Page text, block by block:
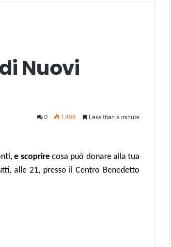
Nuovi
0 1.498 Less than a minute
e scoprirecosa può donare alla tua
alle 21, presso il Centro Benedetto